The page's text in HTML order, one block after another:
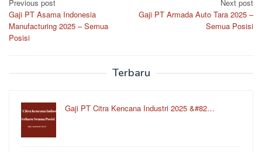
Post
navigation
Previous post
Gaji PT Asama Indonesia
Manufacturing 2025 – Semua
Posisi
Next post
Gaji PT Armada Auto Tara 2025 –
Semua Posisi
Terbaru
Gaji PT Citra Kencana Industri 2025 &#82…